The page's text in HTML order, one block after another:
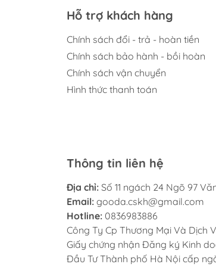
Hỗ trợ khách hàng
Chính sách đổi - trả - hoàn tiền
Chính sách bảo hành - bồi hoàn
Chính sách vận chuyển
Hình thức thanh toán
Thông tin liên hệ
Địa chỉ: Số 11 ngách 24 Ngõ 97
Email: gooda.cskh@gmail.com
Hotline: 0836983886
Công Ty Cp Thương Mại Và Dịch
Giấy chứng nhận Đăng ký Kinh
Đầu Tư Thành phố Hà Nội cấp